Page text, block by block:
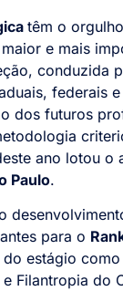
têm o
e mais
conduzida
federais
dos futuros
ano lotou o
Paulo.
para o
estágio
Filantropia do